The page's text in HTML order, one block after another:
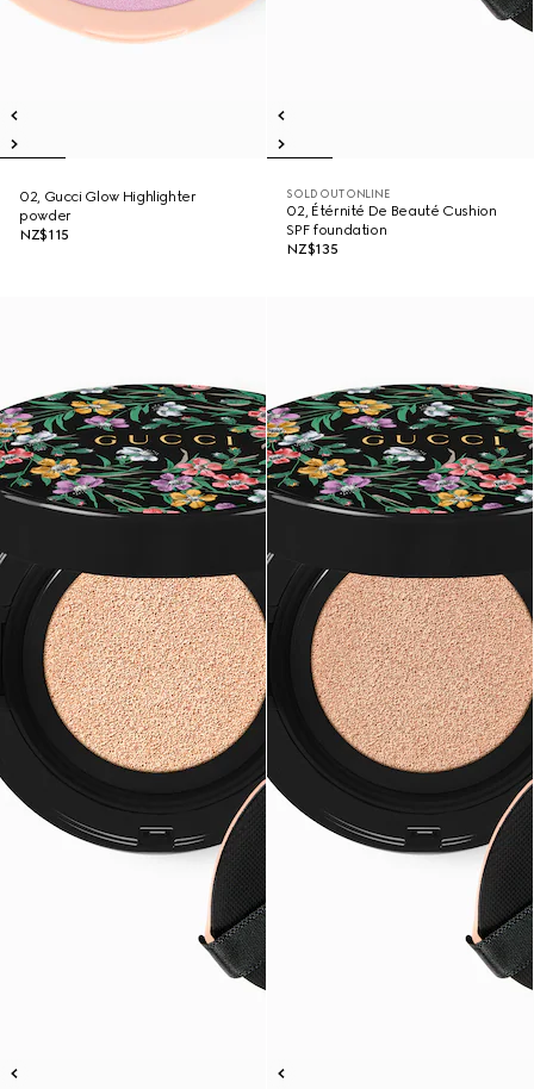
02, Gucci Glow Highlighter
powder
NZ$115
SOLD OUT ONLINE
02, Étérnité De Beauté Cushion
SPF foundation
NZ$135